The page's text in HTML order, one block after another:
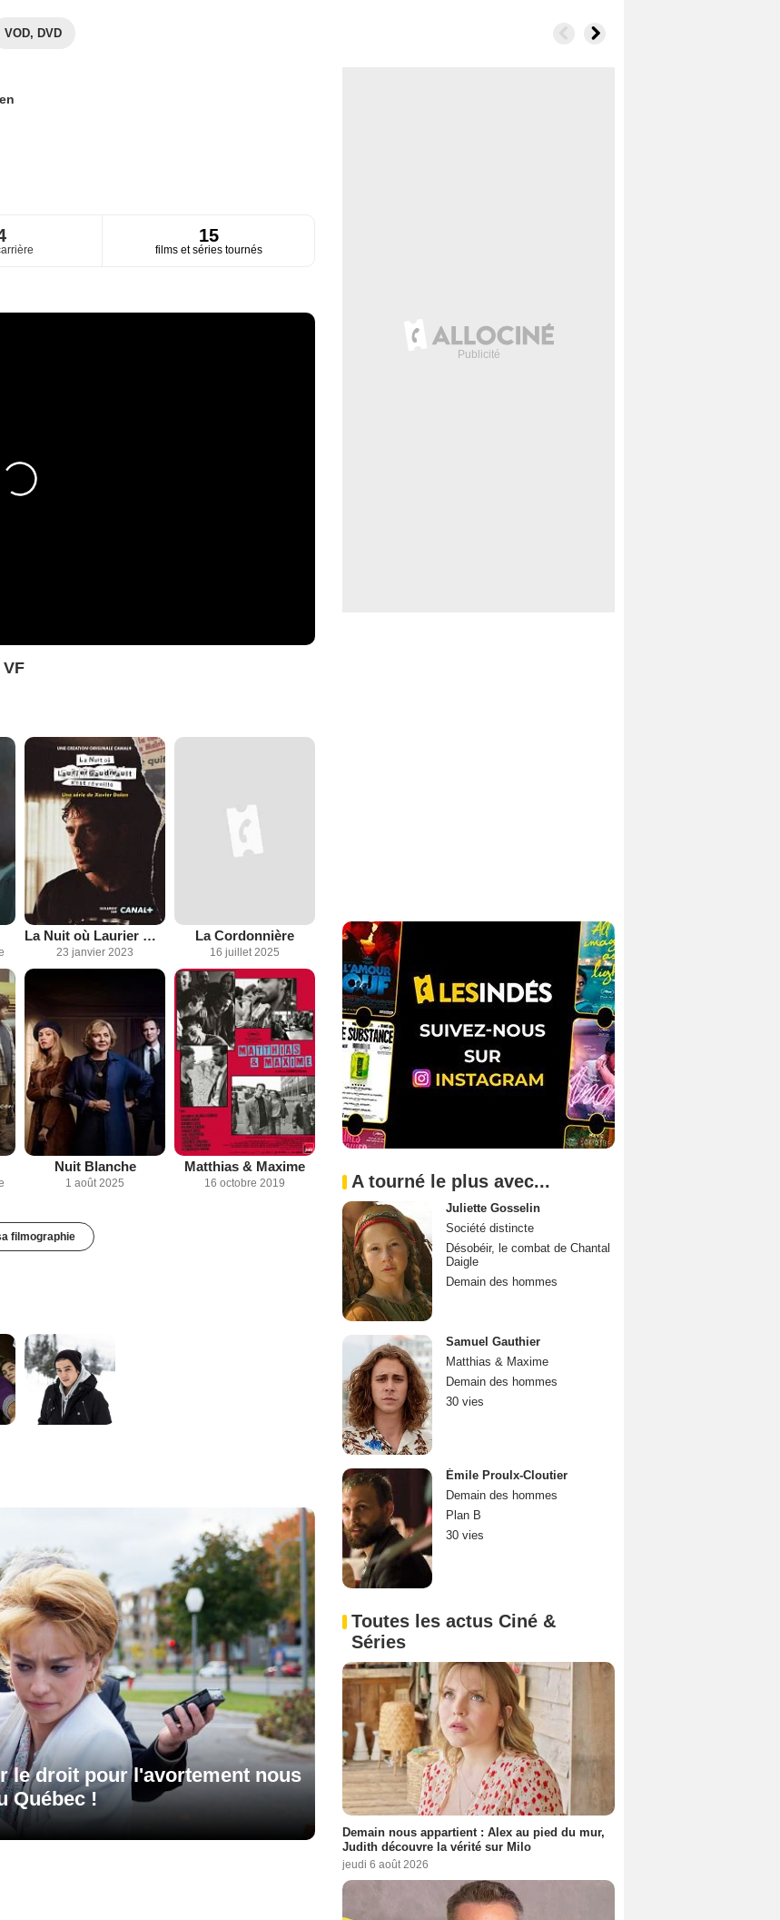
VOD, DVD
15
films et séries tournés
La Nuit où Laurier Gaudreault s'est réveillé
23 janvier 2023
La Cordonnière
16 juillet 2025
Nuit Blanche
1 août 2025
Matthias & Maxime
16 octobre 2019
filmographie
le droit pour l'avortement nous
Québec !
A tourné le plus avec...
Juliette Gosselin
Société distincte
Désobéir, le combat de Chantal
Daigle
Demain des hommes
Samuel Gauthier
Matthias & Maxime
Demain des hommes
30 vies
Émile Proulx-Cloutier
Demain des hommes
Plan B
30 vies
Toutes les actus Ciné &
Séries
Demain nous appartient : Alex au pied du mur,
Judith découvre la vérité sur Milo
jeudi 6 août 2026